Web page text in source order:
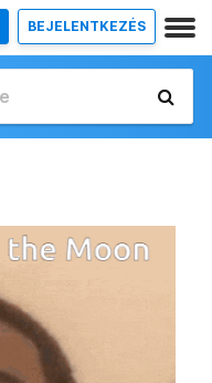
BEJELENTKEZÉS